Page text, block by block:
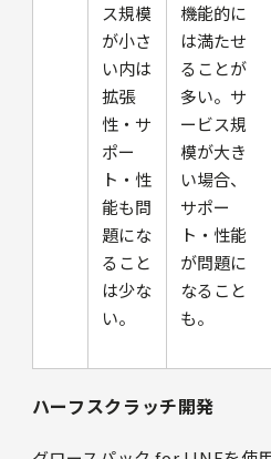
ス規模
が小さ
い内は
拡張
性・サ
ポー
ト・性
能も問
題にな
ること
は少な
い。
機能的に
は満たせ
ることが
多い。サ
ービス規
模が大き
い場合、
サポー
ト・性能
が問題に
なること
も。
ハーフスクラッチ開発